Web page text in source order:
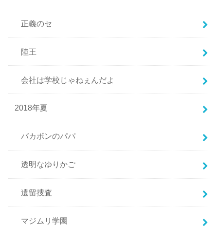
正義のセ
陸王
会社は学校じゃねぇんだよ
2018年夏
バカボンのパパ
透明なゆりかご
遺留捜査
マジムリ学園